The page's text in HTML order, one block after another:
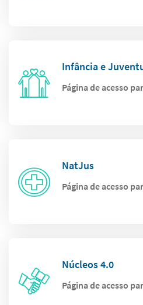
Infância e
Página de acesso
NatJus
Página de acesso
Núcleos 4.0
Página de acesso